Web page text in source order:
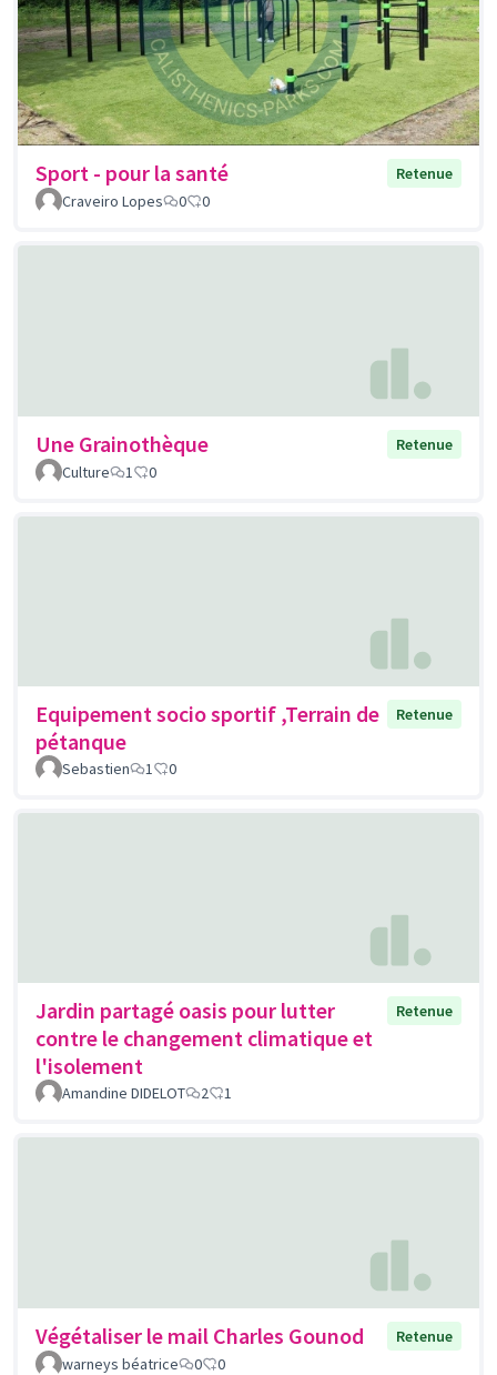
Sport - pour la santé
Retenue
Craveiro Lopes
0 0
Une Grainothèque
Retenue
Culture
1 0
Equipement socio sportif ,Terrain de
pétanque
Retenue
Sebastien 1 0
Jardin partagé oasis pour lutter
contre le changement climatique et
l'isolement
Retenue
Amandine DIDELOT 2 1
Végétaliser le mail Charles Gounod
Retenue
warneys béatrice
0 0